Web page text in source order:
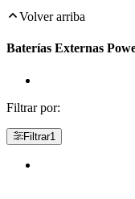
Volver arriba
Baterías Externas
Filtrar por:
Filtrar1